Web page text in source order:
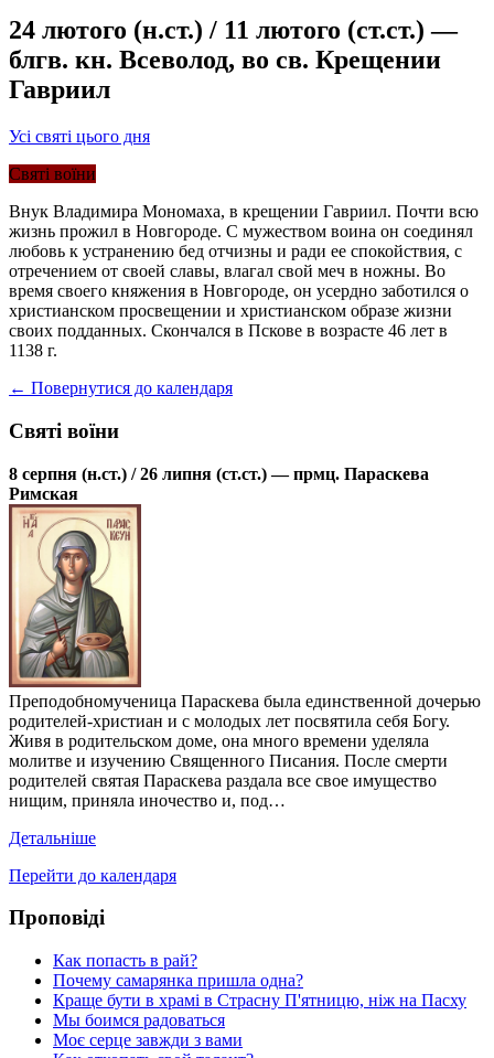
24 лютого (н.ст.) / 11 лютого (ст.ст.) —
блгв. кн. Всеволод, во св. Крещении
Гавриил
Усі святі цього дня
Святі воїни
Внук Владимира Мономаха, в крещении Гавриил. Почти всю
жизнь прожил в Новгороде. С мужеством воина он соединял
любовь к устранению бед отчизны и ради ее спокойствия, с
отречением от своей славы, влагал свой меч в ножны. Во
время своего княжения в Новгороде, он усердно заботился о
христианском просвещении и христианском образе жизни
своих подданных. Скончался в Пскове в возрасте 46 лет в
1138 г.
← Повернутися до календаря
Святі воїни
8 серпня (н.ст.) / 26 липня (ст.ст.) — прмц. Параскева
Римская
Преподобномученица Параскева была единственной дочерью
родителей-христиан и с молодых лет посвятила себя Богу.
Живя в родительском доме, она много времени уделяла
молитве и изучению Священного Писания. После смерти
родителей святая Параскева раздала все свое имущество
нищим, приняла иночество и, под…
Детальніше
Перейти до календаря
Проповіді
Как попасть в рай?
Почему самарянка пришла одна?
Краще бути в храмі в Страсну П'ятницю, ніж на Пасху
Мы боимся радоваться
Моє серце завжди з вами